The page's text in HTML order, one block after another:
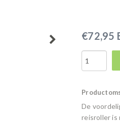
€72,95
De
reisroller is